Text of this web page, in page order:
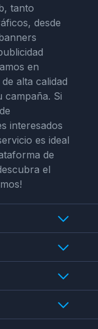
tanto
desde
en
alta calidad
campaña. Si
interesados
es ideal
de
el